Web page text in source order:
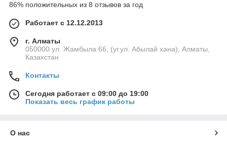
86% положительных из 8 отзывов за год
Работает с 12.12.2013
г. Алматы
050000 ул. Жамбыла 66, (уг.ул. Абылай хана), Алматы,
Казахстан
Контакты
Сегодня работает с 09:00 до 19:00
Показать весь график работы
О нас